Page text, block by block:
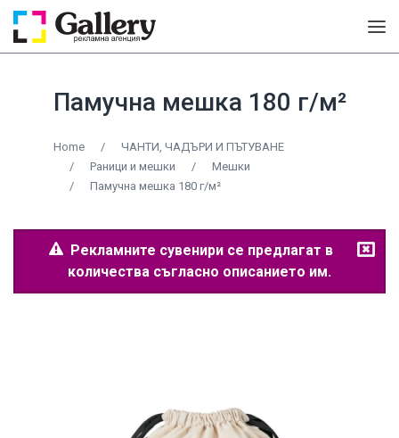
Памучна мешка 180 г/м²
Home /
ЧАНТИ, ЧАДЪРИ И ПЪТУВАНЕ
/
Раници и мешки /
Мешки
/
Памучна мешка 180 г/м²
Рекламните сувенири се предлагат в
количества съгласно описанието им.